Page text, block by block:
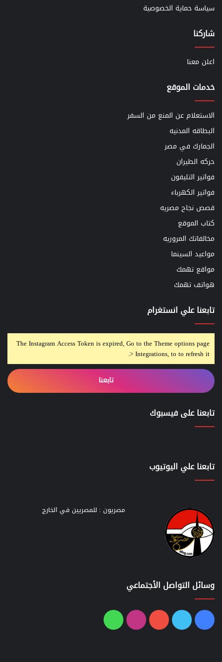
سياسة حماية الخصوصية
شاركنا
اعلن معنا
خدمات الموقع
الاستعلام عن المنع من السفر
البطاقه المدنيه
الجمارك في مصر
حركه الطيران
فواتير التليفون
فواتير الكهرباء
قصص نجاح مصريه
كتاب الموقع
مخالفاتك المروريه
مواعيد السينما
مواقع تهمك
هواتف تهمك
تابعنا علي انستغرام
The Instagram Access Token is expired, Go to the Theme options page
> Integrations, to to refresh it.
تابعنا
تابعنا على فيسبوك
تابعنا علي اليوتيوب
مصريون : للمصريين في الخارج
وسائل التواصل الأجتماعي
فيسبوك
تويتر يوتيوبانستقرامواتساب